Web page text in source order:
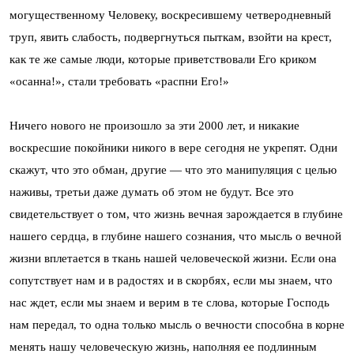
могущественному Человеку, воскресившему четверодневный
труп, явить слабость, подвергнуться пыткам, взойти на крест,
как те же самые люди, которые приветствовали Его криком
«осанна!», стали требовать «распни Его!»
Ничего нового не произошло за эти 2000 лет, и никакие
воскресшие покойники никого в вере сегодня не укрепят. Одни
скажут, что это обман, другие — что это манипуляция с целью
наживы, третьи даже думать об этом не будут. Все это
свидетельствует о том, что жизнь вечная зарождается в глубине
нашего сердца, в глубине нашего сознания, что мысль о вечной
жизни вплетается в ткань нашей человеческой жизни. Если она
сопутствует нам и в радостях и в скорбях, если мы знаем, что
нас ждет, если мы знаем и верим в те слова, которые Господь
нам передал, то одна только мысль о вечности способна в корне
менять нашу человеческую жизнь, наполняя ее подлинным